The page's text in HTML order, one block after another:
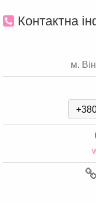
Контактна
м.